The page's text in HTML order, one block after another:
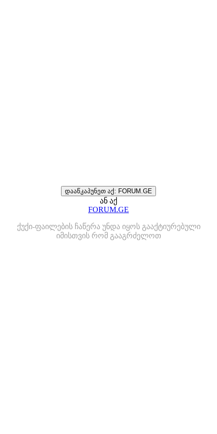
დააწკაპუნეთ აქ: FORUM.GE
ან აქ
FORUM.GE
ქუქი-ფაილების ჩაწერა უნდა იყოს გააქტიურებული
იმისთვის რომ გააგრძელოთ